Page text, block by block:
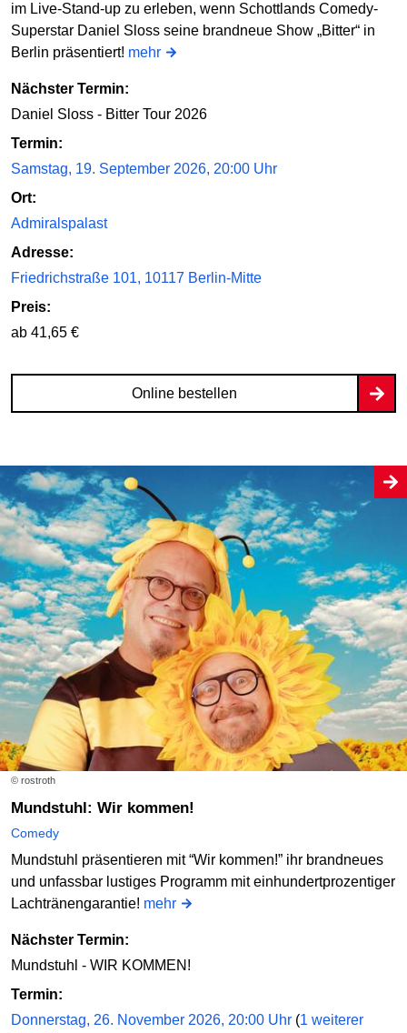
Mi 14.10.2026 20:30 Uhr
Der Mad Monkey Mittwoch
Mad Monkey Room
im Live-Stand-up zu erleben, wenn Schottlands Comedy-
Superstar Daniel Sloss seine brandneue Show „Bitter“ in
Berlin präsentiert! mehr
Nächster Termin:
Daniel Sloss - Bitter Tour 2026
Termin:
Samstag, 19. September 2026, 20:00 Uhr
Ort:
Admiralspalast
Adresse:
Friedrichstraße 101, 10117 Berlin-Mitte
Preis:
ab 41,65 €
Online bestellen
© rostroth
Mundstuhl: Wir kommen!
Comedy
Mundstuhl präsentieren mit “Wir kommen!” ihr brandneues
und unfassbar lustiges Programm mit einhundertprozentiger
Lachtränengarantie! mehr
Nächster Termin:
Mundstuhl - WIR KOMMEN!
Termin:
Donnerstag, 26. November 2026, 20:00 Uhr (1 weiterer